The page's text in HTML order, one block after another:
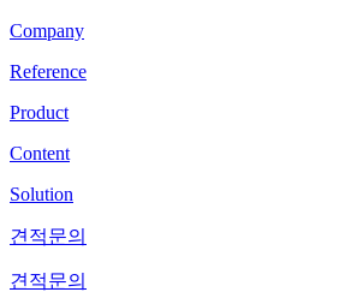
Company
Reference
Product
Content
Solution
견적문의
견적문의